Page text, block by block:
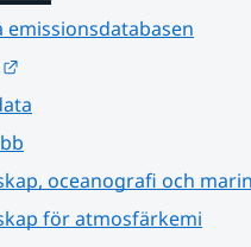
emissionsdatabasen
oceanografi och
för atmosfärkemi